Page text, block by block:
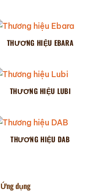
THƯƠNG HIỆU EBARA
THƯƠNG HIỆU LUBI
THƯƠNG HIỆU DAB
Ứng dụng